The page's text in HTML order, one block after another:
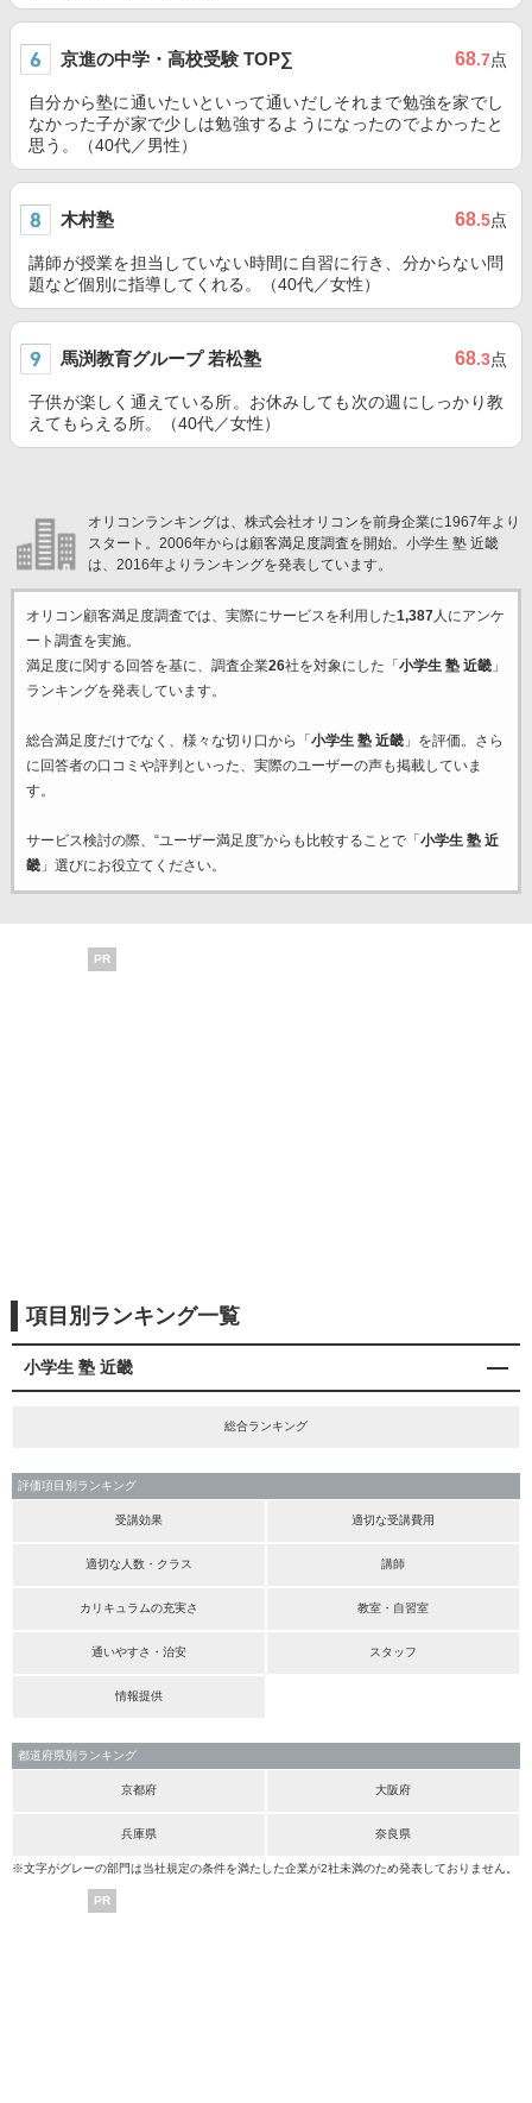
京進の中学・高校受験 TOP∑ 68.7点
自分から塾に通いたいといって通いだしそれまで勉強を家でし
なかった子が家で少しは勉強するようになったのでよかったと
思う。（40代／男性）
木村塾 68.5点
講師が授業を担当していない時間に自習に行き、分からない問
題など個別に指導してくれる。（40代／女性）
馬渕教育グループ 若松塾 68.3点
子供が楽しく通えている所。お休みしても次の週にしっかり教
えてもらえる所。（40代／女性）
オリコンランキングは、株式会社オリコンを前身企業に1967年より
スタート。2006年からは顧客満足度調査を開始。小学生 塾 近畿
は、2016年よりランキングを発表しています。
オリコン顧客満足度調査では、実際にサービスを利用した1,387人にアンケ
ート調査を実施。
満足度に関する回答を基に、調査企業26社を対象にした「 小学生 塾 近畿」
ランキングを発表しています。
総合満足度だけでなく、様々な切り口から「 小学生 塾 近畿」を評価。さら
に回答者の口コミや評判といった、実際のユーザーの声も掲載していま
す。
サービス検討の際、“ユーザー満足度”からも比較することで「 小学生 塾 近
畿」選びにお役立てください。
PR
項目別ランキング一覧
小学生 塾 近畿
総合ランキング
評価項目別ランキング
受講効果 適切な受講費用
適切な人数・クラス 講師
カリキュラムの充実さ 教室・自習室
通いやすさ・治安 スタッフ
情報提供
都道府県別ランキング
京都府 大阪府
兵庫県 奈良県
※文字がグレーの部門は当社規定の条件を満たした企業が2社未満のため発表しておりません。
PR